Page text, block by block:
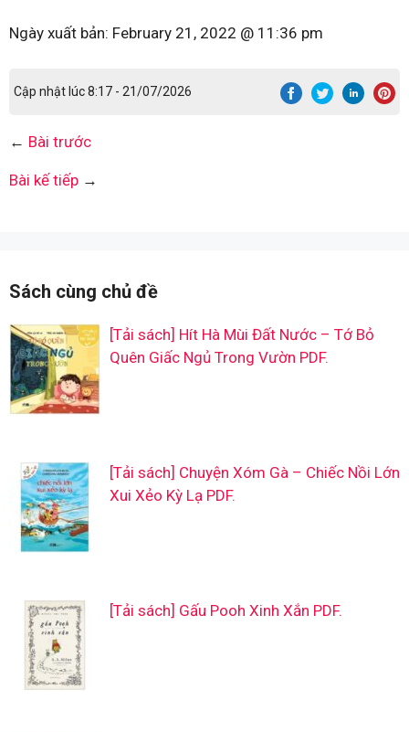
Ngày xuất bản: February 21, 2022 @ 11:36 pm
Cập nhật lúc 8:17 - 21/07/2026
← Bài trước
Bài kế tiếp →
Sách cùng chủ đề
[Tải sách] Hít Hà Mùi Đất Nước – Tớ Bỏ
Quên Giấc Ngủ Trong Vườn PDF.
[Tải sách] Chuyện Xóm Gà – Chiếc Nồi Lớn
Xui Xẻo Kỳ Lạ PDF.
[Tải sách] Gấu Pooh Xinh Xắn PDF.